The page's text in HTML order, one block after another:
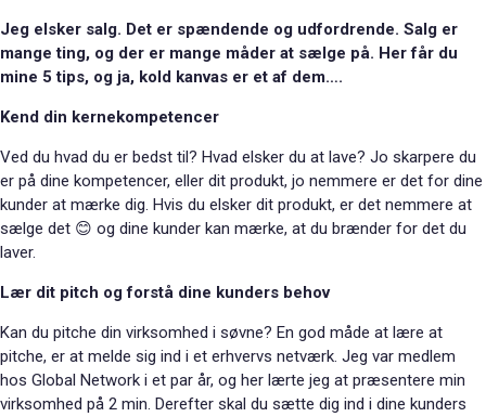
Jeg elsker salg. Det er spændende og udfordrende. Salg er
mange ting, og der er mange måder at sælge på. Her får du
mine 5 tips, og ja, kold kanvas er et af dem….
Kend din kernekompetencer
Ved du hvad du er bedst til? Hvad elsker du at lave? Jo skarpere du
er på dine kompetencer, eller dit produkt, jo nemmere er det for dine
kunder at mærke dig. Hvis du elsker dit produkt, er det nemmere at
sælge det 😊 og dine kunder kan mærke, at du brænder for det du
laver.
Lær dit pitch og forstå dine kunders behov
Kan du pitche din virksomhed i søvne? En god måde at lære at
pitche, er at melde sig ind i et erhvervs netværk. Jeg var medlem
hos Global Network i et par år, og her lærte jeg at præsentere min
virksomhed på 2 min. Derefter skal du sætte dig ind i dine kunders